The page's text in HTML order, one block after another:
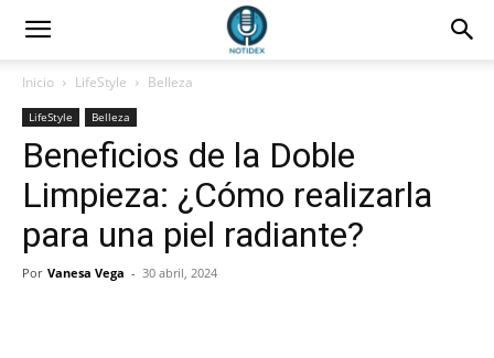
Inicio LifeStyle Belleza
LifeStyle Belleza
Beneficios de la Doble
Limpieza: ¿Cómo realizarla
para una piel radiante?
Por Vanesa Vega - 30 abril, 2024